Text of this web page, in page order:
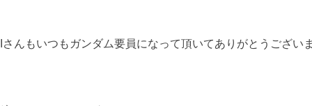
Iさんもいつもガンダム要員になって頂いてありがとうござい